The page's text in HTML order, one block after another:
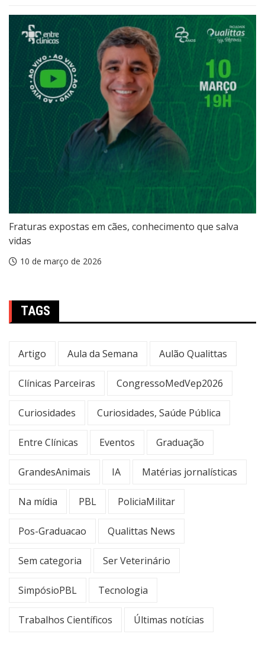
Fraturas expostas em cães, conhecimento que salva
vidas
10 de março de 2026
TAGS
Artigo Aula da Semana Aulão Qualittas
Clínicas Parceiras CongressoMedVep2026
Curiosidades Curiosidades, Saúde Pública
Entre Clínicas Eventos Graduação
GrandesAnimais IA Matérias jornalísticas
Na mídia PBL PoliciaMilitar
Pos-Graduacao Qualittas News
Sem categoria Ser Veterinário
SimpósioPBL Tecnologia
Trabalhos Científicos Últimas notícias